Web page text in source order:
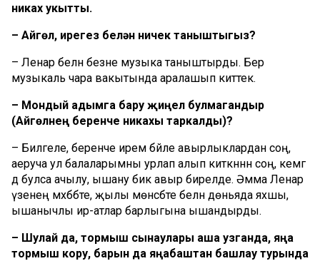
никах укытты.
– Айгөл, ирегез белән ничек таныштыгыз?
– Ленар белән безне музыка таныштырды. Бер
музыкаль чара вакытында аралашып киттек.
– Мондый адымга бару җиңел булмагандыр
(Айгөлнең беренче никахы таркалды)?
– Билгеле, беренче иремә бәйле авырлыклардан соң,
аеруча ул балаларымны урлап алып киткәннән соң, кемгә
дә булса ачылу, ышану бик авыр бирелде. Әмма Ленар
үзенең мәхәббәте, җылы мөнәсәбәте белән дөньяда яхшы,
ышанычлы ир-атлар барлыгына ышандырды.
– Шулай да, тормыш сынаулары аша узганда, яңа
тормыш кору, барын да яңабаштан башлау турында